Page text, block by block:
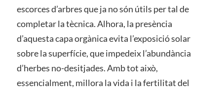
escorces d’arbres que ja no són útils per tal de
completar la tècnica. Alhora, la presència
d’aquesta capa orgànica evita l’exposició solar
sobre la superfície, que impedeix l’abundància
d’herbes no-desitjades. Amb tot això,
essencialment, millora la vida i la fertilitat del